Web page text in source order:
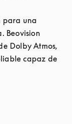
para una
Beovision
Dolby Atmos,
capaz de